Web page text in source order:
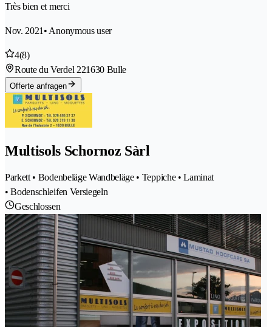
Très bien et merci
Nov. 2021 • Anonymous user
4(8)
Route du Verdel 221630 Bulle
Offerte anfragen
Multisols Schornoz Sàrl
Parkett • Bodenbeläge Wandbeläge • Teppiche • Laminat
• Bodenschleifen Versiegeln
Geschlossen